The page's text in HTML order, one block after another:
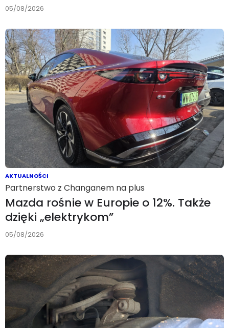
05/08/2026
AKTUALNOŚCI
Partnerstwo z Changanem na plus
Mazda rośnie w Europie o 12%. Także
dzięki „elektrykom”
05/08/2026